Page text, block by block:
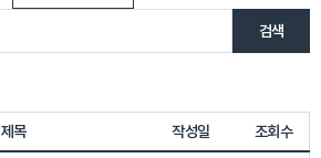
검색
제목 작성일 조회수